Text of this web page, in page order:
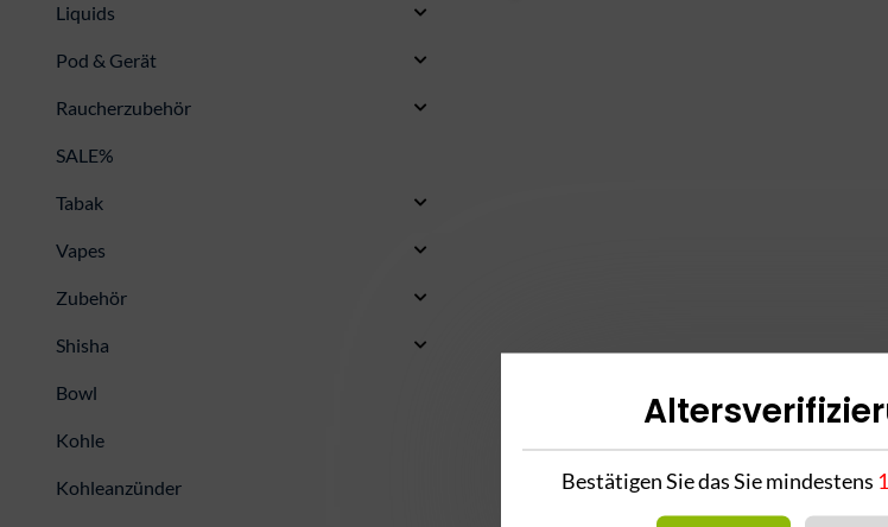
Liquids
Pod & Gerät
Raucherzubehör
SALE%
Tabak
Vapes
Zubehör
Shisha
Bowl
Kohle
Kohleanzünder Bestätigen Sie das Sie mindestens